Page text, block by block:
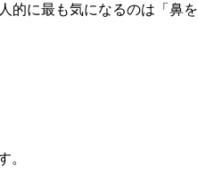
に最も気になるのは「鼻
。